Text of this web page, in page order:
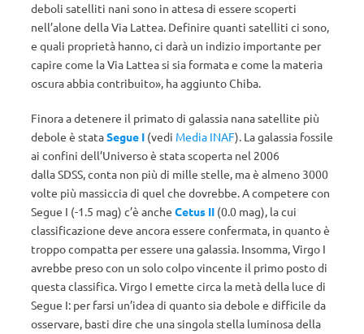
deboli satelliti nani sono in attesa di essere scoperti
nell’alone della Via Lattea. Definire quanti satelliti ci sono,
e quali proprietà hanno, ci darà un indizio importante per
capire come la Via Lattea si sia formata e come la materia
oscura abbia contribuito», ha aggiunto Chiba.
Finora a detenere il primato di galassia nana satellite più
debole è stataSegue I (vedi Media INAF). La galassia fossile
ai confini dell’Universo è stata scoperta nel 2006
dalla SDSS, conta non più di mille stelle, ma è almeno 3000
volte più massiccia di quel che dovrebbe. A competere con
Segue I (-1.5 mag) c’è anche Cetus II (0.0 mag), la cui
classificazione deve ancora essere confermata, in quanto è
troppo compatta per essere una galassia. Insomma, Virgo I
avrebbe preso con un solo colpo vincente il primo posto di
questa classifica. Virgo I emette circa la metà della luce di
Segue I: per farsi un’idea di quanto sia debole e difficile da
osservare, basti dire che una singola stella luminosa della